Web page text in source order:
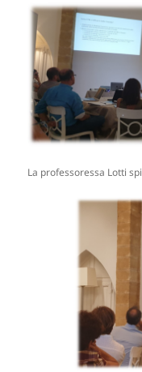
La professoressa Lotti